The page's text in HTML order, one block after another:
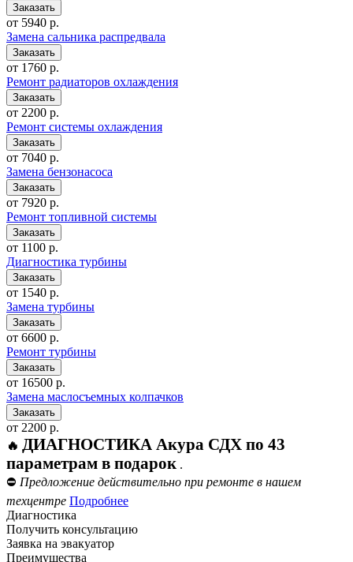
от 5940 р.
Замена сальника распредвала
от 1760 р.
Ремонт радиаторов охлаждения
от 2200 р.
Ремонт системы охлаждения
от 7040 р.
Замена бензонасоса
от 7920 р.
Ремонт топливной системы
от 1100 р.
Диагностика турбины
от 1540 р.
Замена турбины
от 6600 р.
Ремонт турбины
от 16500 р.
Замена маслосъемных колпачков
от 2200 р.
🔥 ДИАГНОСТИКА Акура СДХ по 43
параметрам в подарок .
⛔ Предложение действительно при ремонте в нашем
техцентре Подробнее
Диагностика
Получить консультацию
Заявка на эвакуатор
Преимущества